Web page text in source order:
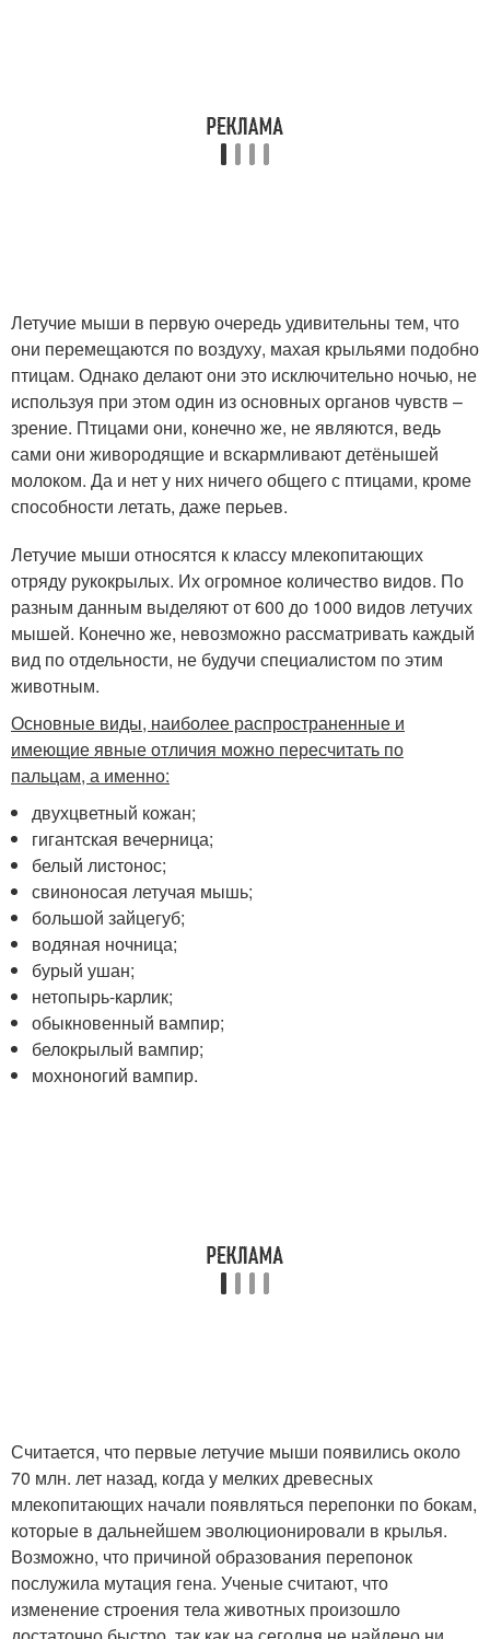
Летучие мыши в первую очередь удивительны тем, что
они перемещаются по воздуху, махая крыльями подобно
птицам. Однако делают они это исключительно ночью, не
используя при этом один из основных органов чувств –
зрение. Птицами они, конечно же, не являются, ведь
сами они живородящие и вскармливают детёнышей
молоком. Да и нет у них ничего общего с птицами, кроме
способности летать, даже перьев.
Летучие мыши относятся к классу млекопитающих
отряду рукокрылых. Их огромное количество видов. По
разным данным выделяют от 600 до 1000 видов летучих
мышей. Конечно же, невозможно рассматривать каждый
вид по отдельности, не будучи специалистом по этим
животным.
Основные виды, наиболее распространенные и
имеющие явные отличия можно пересчитать по
пальцам, а именно:
двухцветный кожан;
гигантская вечерница;
белый листонос;
свиноносая летучая мышь;
большой зайцегуб;
водяная ночница;
бурый ушан;
нетопырь-карлик;
обыкновенный вампир;
белокрылый вампир;
мохноногий вампир.
Считается, что первые летучие мыши появились около
70 млн. лет назад, когда у мелких древесных
млекопитающих начали появляться перепонки по бокам,
которые в дальнейшем эволюционировали в крылья.
Возможно, что причиной образования перепонок
послужила мутация гена. Ученые считают, что
изменение строения тела животных произошло